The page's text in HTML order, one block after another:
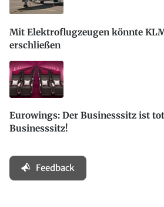
Mit Elektroflugzeugen könnte
erschließen
Eurowings: Der Businesssitz ist
Businesssitz!
Feedback